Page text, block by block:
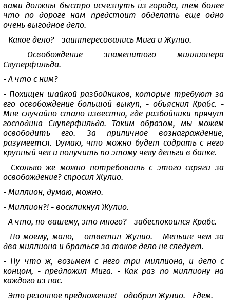
вами должны быстро исчезнуть из города, тем более
что по дороге нам предстоит обделать еще одно
очень выгодное дело.
- Какое дело? - заинтересовались Мига и Жулио.
- Освобождение знаменитого миллионера
Скуперфильда.
- А что с ним?
- Похищен шайкой разбойников, которые требуют за
его освобождение большой выкуп, - объяснил Крабс. -
Мне случайно стало известно, где разбойники прячут
господина Скуперфильда. Таким образом, мы можем
освободить его. За приличное вознаграждение,
разумеется. Думаю, что можно будет содрать с него
крупный чек и получить по этому чеку деньги в банке.
- Сколько же можно потребовать с этого скряги за
освобождение? спросил Жулио.
- Миллион, думаю, можно.
- Миллион?! - воскликнул Жулио.
- А что, по-вашему, это много? - забеспокоился Крабс.
- По-моему, мало, - ответил Жулио. - Меньше чем за
два миллиона и браться за такое дело не следует.
- Ну что ж, возьмем с него три миллиона, и дело с
концом, - предложил Мига. - Как раз по миллиону на
каждого из нас.
- Это резонное предложение! - одобрил Жулио. - Едем.